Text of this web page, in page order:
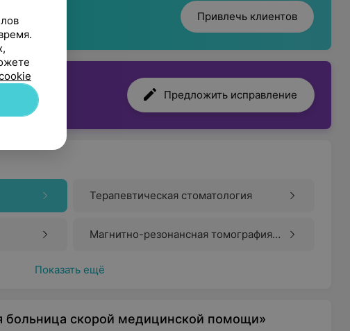
Привлечь клиентов
Предложить исправление
Терапевтическая стоматология
Магнитно-резонансная томография
Показать ещё
больница скорой медицинской помощи»